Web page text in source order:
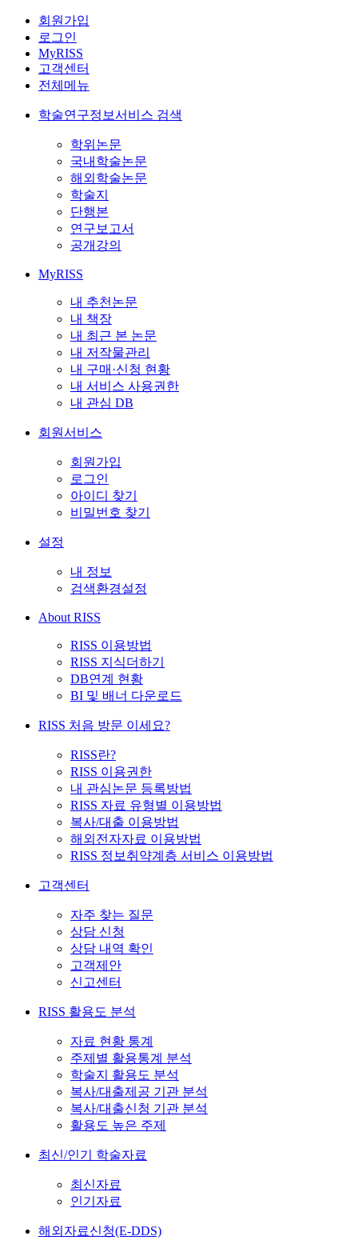
회원가입
로그인
MyRISS
고객센터
전체메뉴
학술연구정보서비스 검색
학위논문
국내학술논문
해외학술논문
학술지
단행본
연구보고서
공개강의
MyRISS
내 추천논문
내 책장
내 최근 본 논문
내 저작물관리
내 구매·신청 현황
내 서비스 사용권한
내 관심 DB
회원서비스
회원가입
로그인
아이디 찾기
비밀번호 찾기
설정
내 정보
검색환경설정
About RISS
RISS 이용방법
RISS 지식더하기
DB연계 현황
BI 및 배너 다운로드
RISS 처음 방문 이세요?
RISS란?
RISS 이용권한
내 관심논문 등록방법
RISS 자료 유형별 이용방법
복사/대출 이용방법
해외전자자료 이용방법
RISS 정보취약계층 서비스 이용방법
고객센터
자주 찾는 질문
상담 신청
상담 내역 확인
고객제안
신고센터
RISS 활용도 분석
자료 현황 통계
주제별 활용통계 분석
학술지 활용도 분석
복사/대출제공 기관 분석
복사/대출신청 기관 분석
활용도 높은 주제
최신/인기 학술자료
최신자료
인기자료
해외자료신청(E-DDS)